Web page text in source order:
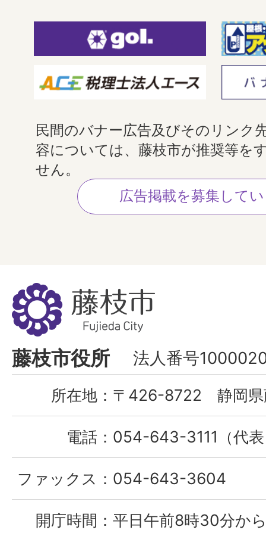
民間のバナー広告及びそのリンク
容については、藤枝市が推奨等を
せん。
広告掲載を募集して
藤
枝
市
Fujieda
City
藤枝市役所 法人番号
所在地： 〒426-8722 静岡県
電話： 054-643-3111（代
ファックス： 054-643-3604
開庁時間： 平日午前8時30分か